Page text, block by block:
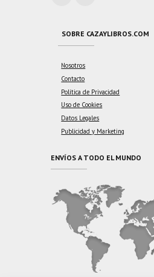
SOBRE CAZAYLIBROS.COM
Nosotros
Contacto
Política de Privacidad
Uso de Cookies
Datos Legales
Publicidad y Marketing
ENVÍOS A TODO EL MUNDO